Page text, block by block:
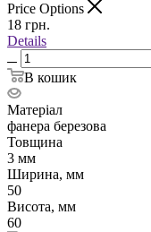
Price Options
18 грн.
Details
В кошик
Матеріал
фанера березова
Товщина
3 мм
Ширина, мм
50
Висота, мм
60